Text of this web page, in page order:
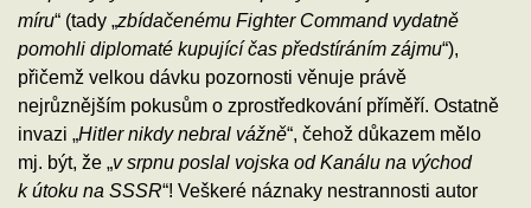
míru“ (tady „zbídačenému Fighter Command vydatně
pomohli diplomaté kupující čas předstíráním zájmu“),
přičemž velkou dávku pozornosti věnuje právě
nejrůznějším pokusům o zprostředkování příměří. Ostatně
invazi „Hitler nikdy nebral vážně“, čehož důkazem mělo
mj. být, že „v srpnu poslal vojska od Kanálu na východ
k útoku na SSSR“! Veškeré náznaky nestrannosti autor